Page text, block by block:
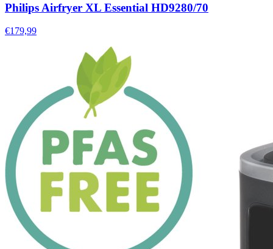
Philips Airfryer XL Essential HD9280/70
€179,99